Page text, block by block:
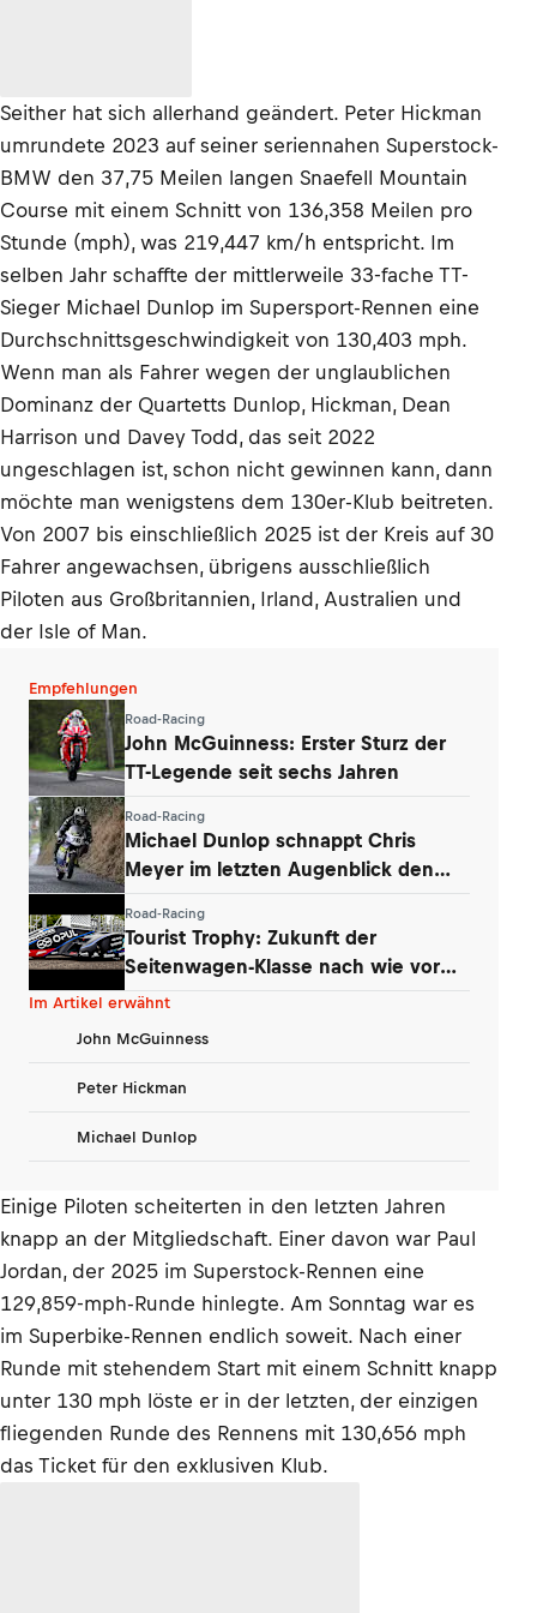
Seither hat sich allerhand geändert. Peter Hickman
umrundete 2023 auf seiner seriennahen Superstock-
BMW den 37,75 Meilen langen Snaefell Mountain
Course mit einem Schnitt von 136,358 Meilen pro
Stunde (mph), was 219,447 km/h entspricht. Im
selben Jahr schaffte der mittlerweile 33-fache TT-
Sieger Michael Dunlop im Supersport-Rennen eine
Durchschnittsgeschwindigkeit von 130,403 mph.
Wenn man als Fahrer wegen der unglaublichen
Dominanz der Quartetts Dunlop, Hickman, Dean
Harrison und Davey Todd, das seit 2022
ungeschlagen ist, schon nicht gewinnen kann, dann
möchte man wenigstens dem 130er-Klub beitreten.
Von 2007 bis einschließlich 2025 ist der Kreis auf 30
Fahrer angewachsen, übrigens ausschließlich
Piloten aus Großbritannien, Irland, Australien und
der Isle of Man.
Empfehlungen
Road-Racing
John McGuinness: Erster Sturz der
TT-Legende seit sechs Jahren
Road-Racing
Michael Dunlop schnappt Chris
Meyer im letzten Augenblick den
Road-Racing
Tourist Trophy: Zukunft der
Seitenwagen-Klasse nach wie vor
ungeklärt
Im Artikel erwähnt
John McGuinness
Peter Hickman
Michael Dunlop
Einige Piloten scheiterten in den letzten Jahren
knapp an der Mitgliedschaft. Einer davon war Paul
Jordan, der 2025 im Superstock-Rennen eine
129,859-mph-Runde hinlegte. Am Sonntag war es
im Superbike-Rennen endlich soweit. Nach einer
Runde mit stehendem Start mit einem Schnitt knapp
unter 130 mph löste er in der letzten, der einzigen
fliegenden Runde des Rennens mit 130,656 mph
das Ticket für den exklusiven Klub.